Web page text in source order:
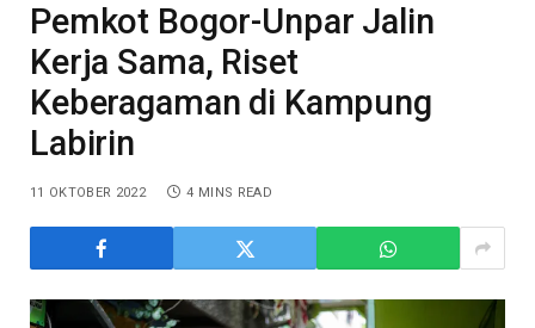
Pemkot Bogor-Unpar Jalin
Kerja Sama, Riset
Keberagaman di Kampung
Labirin
11 OKTOBER 2022 4 MINS READ